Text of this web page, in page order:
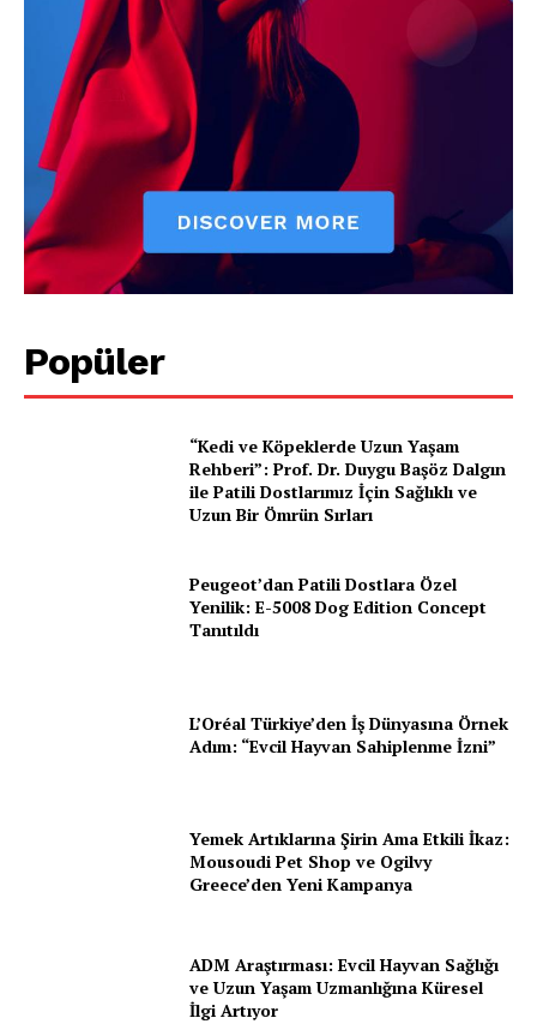
Özel Röportajlar
Köşe Yazıları
Reklam
İletişim
Popüler
“Kedi ve Köpeklerde Uzun Yaşam
Rehberi”: Prof. Dr. Duygu Başöz Dalgın
ile Patili Dostlarımız İçin Sağlıklı ve
Uzun Bir Ömrün Sırları
Peugeot’dan Patili Dostlara Özel
Yenilik: E-5008 Dog Edition Concept
Tanıtıldı
L’Oréal Türkiye’den İş Dünyasına Örnek
Adım: “Evcil Hayvan Sahiplenme İzni”
Yemek Artıklarına Şirin Ama Etkili İkaz:
Mousoudi Pet Shop ve Ogilvy
Greece’den Yeni Kampanya
ADM Araştırması: Evcil Hayvan Sağlığı
ve Uzun Yaşam Uzmanlığına Küresel
İlgi Artıyor